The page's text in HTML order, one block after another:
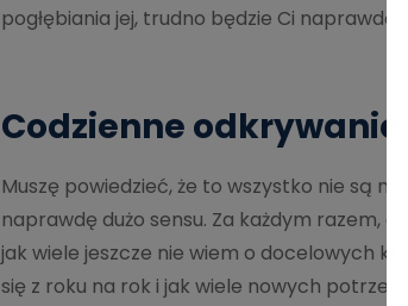
pogłębiania jej, trudno będzie Ci naprawdę
Codzienne odkrywanie
Muszę powiedzieć, że to wszystko nie są
naprawdę dużo sensu. Za każdym razem,
jak wiele jeszcze nie wiem o docelowych
się z roku na rok i jak wiele nowych